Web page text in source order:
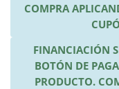
COMPRA
FINANCIACIÓN
BOTÓN DE
PRODUCTO.